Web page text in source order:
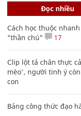
Đọc nhiều
Cách học thuộc
"thần chú"
17
Clip lột tả chân thực
mèo', người tinh ý
con
Bảng công thức đạo